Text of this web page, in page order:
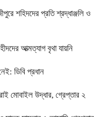
শহিদদের প্রতি শ্রদ্ধাঞ্জলি ও
আত্মত্যাগ বৃথা যায়নি
ডিবি প্রধান
মোবাইল উদ্ধার, গ্রেপ্তার ২